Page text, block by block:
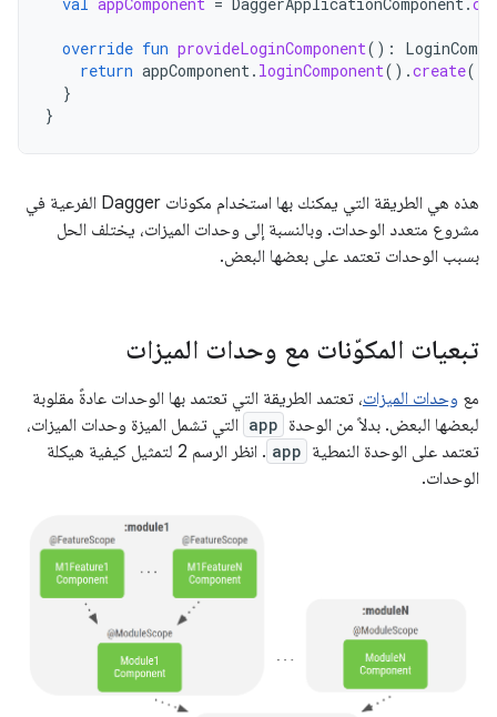
override fun provideLoginComponent():
return appComponent. loginComponent().create()
}
}
هذه هي الطريقة التي يمكنك بها استخدام مكونات Dagger الفرعية في
مشروع متعدد الوحدات. وبالنسبة إلى وحدات الميزات، يختلف الحل
بسبب الوحدات تعتمد على بعضها البعض.
تبعيات المكوّنات مع وحدات الميزات
مع وحدات الميزات، تعتمد الطريقة التي تعتمد بها الوحدات عادةً مقلوبة
لبعضها البعض. بدلاً من الوحدة app التي تشمل الميزة وحدات الميزات،
تعتمد على الوحدة النمطية app
. انظر الرسم 2 لتمثيل كيفية هيكلة
الوحدات.